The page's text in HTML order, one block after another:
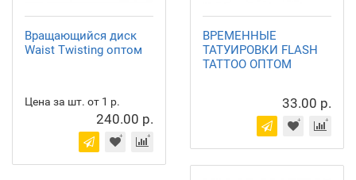
Вращающийся диск
Waist Twisting оптом
Цена за шт. от 1 р.
240.00 р.
ВРЕМЕННЫЕ
ТАТУИРОВКИ FLASH
TATTOO ОПТОМ
33.00 р.